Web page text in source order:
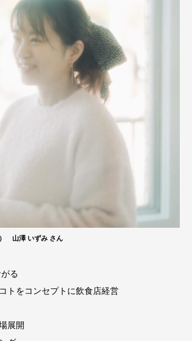
山澤 いずみ さん
る
トをコンセプトに飲食店経営
展開